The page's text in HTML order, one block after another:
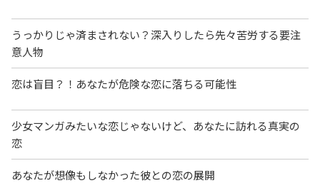
うっかりじゃ済まされない？深入りしたら先々苦労する要注
意人物
恋は盲目？！あなたが危険な恋に落ちる可能性
少女マンガみたいな恋じゃないけど、あなたに訪れる真実の
恋
あなたが想像もしなかった彼との恋の展開